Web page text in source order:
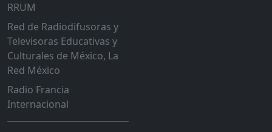
RRUM
Red de Radiodifusoras y
Televisoras Educativas y
Culturales de México, La
Red México
Radio Francia
Internacional